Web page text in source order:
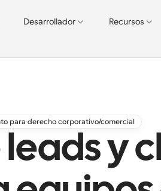
Desarrollador Recursos
para derecho corporativo/comercial
y